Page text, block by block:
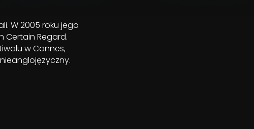
W 2005 roku jego
Certain Regard.
w Cannes,